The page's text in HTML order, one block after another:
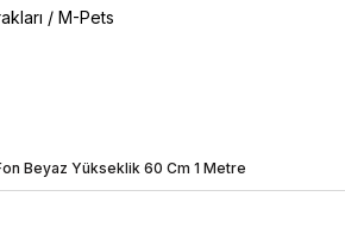
/M-Pets
Beyaz Yükseklik 60 Cm 1 Metre